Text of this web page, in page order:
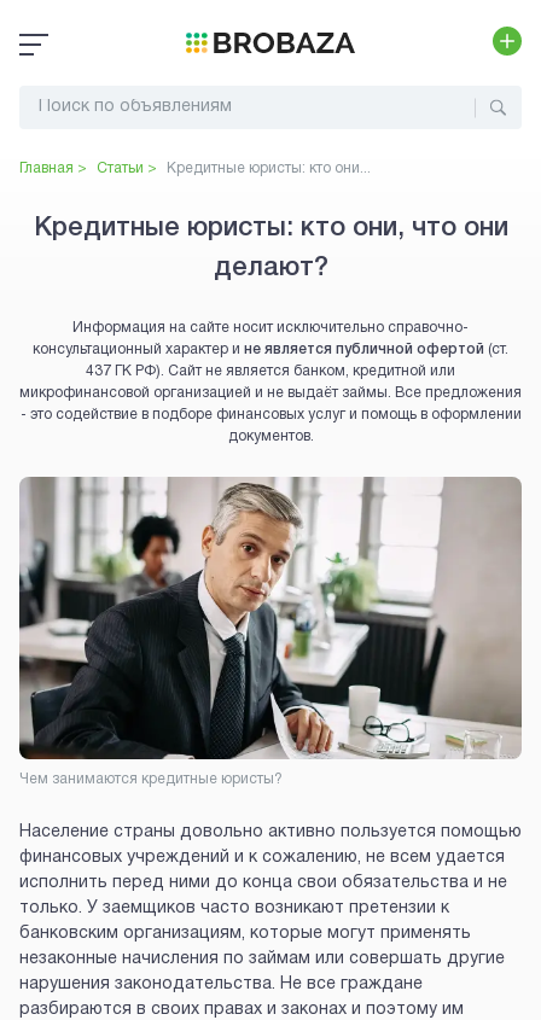
Главная > Статьи > Кредитные юристы: кто они...
Кредитные юристы: кто они, что они
делают?
Информация на сайте носит исключительно справочно-
консультационный характер и не является публичной офертой (ст.
437 ГК РФ). Сайт не является банком, кредитной или
микрофинансовой организацией и не выдаёт займы. Все предложения
- это содействие в подборе финансовых услуг и помощь в оформлении
документов.
Чем занимаются кредитные юристы?
Население страны довольно активно пользуется помощью
финансовых учреждений и к сожалению, не всем удается
исполнить перед ними до конца свои обязательства и не
только. У заемщиков часто возникают претензии к
банковским организациям, которые могут применять
незаконные начисления по займам или совершать другие
нарушения законодательства. Не все граждане
разбираются в своих правах и законах и поэтому им